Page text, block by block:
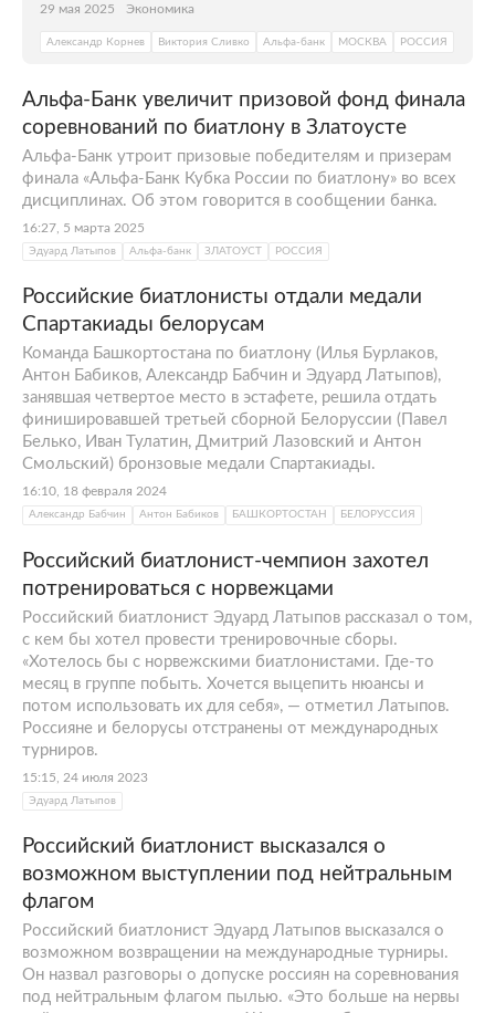
29 мая 2025 Экономика
Александр Корнев Виктория Сливко Альфа-банк МОСКВА РОССИЯ
Альфа-Банк увеличит призовой фонд финала
соревнований по биатлону в Златоусте
Альфа-Банк утроит призовые победителям и призерам
финала «Альфа-Банк Кубка России по биатлону» во всех
дисциплинах. Об этом говорится в сообщении банка.
16:27, 5 марта 2025
Эдуард Латыпов Альфа-банк ЗЛАТОУСТ РОССИЯ
Российские биатлонисты отдали медали
Спартакиады белорусам
Команда Башкортостана по биатлону (Илья Бурлаков,
Антон Бабиков, Александр Бабчин и Эдуард Латыпов),
занявшая четвертое место в эстафете, решила отдать
финишировавшей третьей сборной Белоруссии (Павел
Белько, Иван Тулатин, Дмитрий Лазовский и Антон
Смольский) бронзовые медали Спартакиады.
16:10, 18 февраля 2024
Александр Бабчин Антон Бабиков БАШКОРТОСТАН БЕЛОРУССИЯ
Российский биатлонист-чемпион захотел
потренироваться с норвежцами
Российский биатлонист Эдуард Латыпов рассказал о том,
с кем бы хотел провести тренировочные сборы.
«Хотелось бы с норвежскими биатлонистами. Где‑то
месяц в группе побыть. Хочется выцепить нюансы и
потом использовать их для себя», — отметил Латыпов.
Россияне и белорусы отстранены от международных
турниров.
15:15, 24 июля 2023
Эдуард Латыпов
Российский биатлонист высказался о
возможном выступлении под нейтральным
флагом
Российский биатлонист Эдуард Латыпов высказался о
возможном возвращении на международные турниры.
Он назвал разговоры о допуске россиян на соревнования
под нейтральным флагом пылью. «Это больше на нервы